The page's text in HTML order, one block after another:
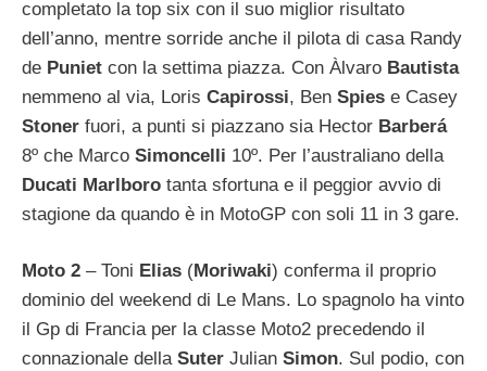
completato la top six con il suo miglior risultato
dell’anno, mentre sorride anche il pilota di casa Randy
de Puniet con la settima piazza. Con Àlvaro Bautista
nemmeno al via, Loris Capirossi, Ben Spies e Casey
Stoner fuori, a punti si piazzano sia Hector Barberá
8º che Marco Simoncelli 10º. Per l’australiano della
Ducati Marlboro tanta sfortuna e il peggior avvio di
stagione da quando è in MotoGP con soli 11 in 3 gare.
Moto 2 – Toni Elias (Moriwaki) conferma il proprio
dominio del weekend di Le Mans. Lo spagnolo ha vinto
il Gp di Francia per la classe Moto2 precedendo il
connazionale della Suter Julian Simon. Sul podio, con